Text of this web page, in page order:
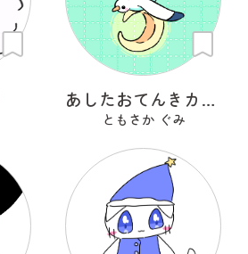
あしたおてんきカモメ
ともさか ぐみ